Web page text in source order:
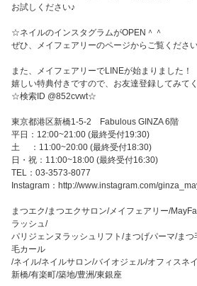
お試しください♪
☆ネイルのインスタグラムがOPEN＾＾
ぜひ、メイフェアリーのページからご覧くださ
また、メイフェアリーでLINEが始まりました！
嬉しい特典付きですので、お友達登録してみて
☆検索ID @852cvwt☆
東京都港区新橋1-5-2 Fabulous GINZA 6階
平日：12:00~21:00 (最終受付19:30)
土 ：11:00~20:00 (最終受付18:30)
日・祝：11:00~18:00 (最終受付16:30)
TEL：03-3573-8077
Instagram：http://www.instagram.com/
まつエク/まつエクサロン/メイフェアリー/
ラッシュ/
パリジェンヌラッシュリフト/まつげパーマ/ま
毛カール
/ネイル/ネイルサロン/バイオジェル/オフィスネ
新橋/有楽町/築地/豊洲/東銀座